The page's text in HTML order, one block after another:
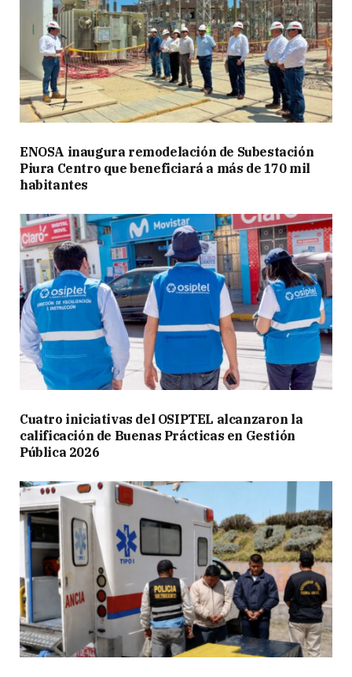
ENOSA inaugura remodelación de Subestación
Piura Centro que beneficiará a más de 170 mil
habitantes
Cuatro iniciativas del OSIPTEL alcanzaron la
calificación de Buenas Prácticas en Gestión
Pública 2026